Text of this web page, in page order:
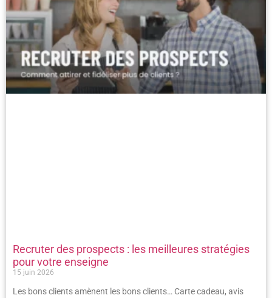
Recruter des prospects : les meilleures stratégies
pour votre enseigne
15 juin 2026
Les bons clients amènent les bons clients… Carte cadeau, avis